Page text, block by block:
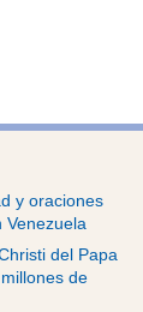
y oraciones
del Papa
de